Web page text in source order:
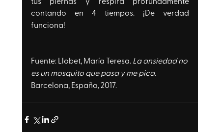
contando en 4 tiempos. ¡De verdad
funciona!
Fuente: Llobet, María Teresa. La ansiedad no
es un mosquito que pasa y me pica.
Barcelona, España, 2017.